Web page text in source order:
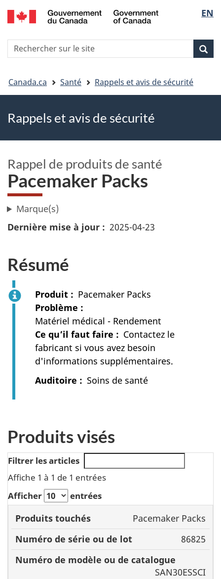
Skip
to
Skip
to
Passer
à
HTML
de
la
EN
Recherche
Vous
êtes
ici
Canada.ca Santé Rappels et avis de sécurité
Rappels et avis de sécurité
Rappel de produits de santé
Pacemaker Packs
Marque(s)
Dernière mise à jour
2025-04-23
Résumé
Produit
Pacemaker Packs
Problème
Matériel médical - Rendement
Ce qu’il faut faire
Contactez le
fabricant si vous avez besoin
d'informations supplémentaires.
Auditoire
Soins de santé
Produits visés
Filtrer les articles
Affiche 1 à 1 de 1 entrées
Afficher
entrées
Produits
touchés
Numéro
de série
ou de
Numéro
de
modèle
ou de
catalogue
Pacemaker Packs
86825
SAN30ESSCI